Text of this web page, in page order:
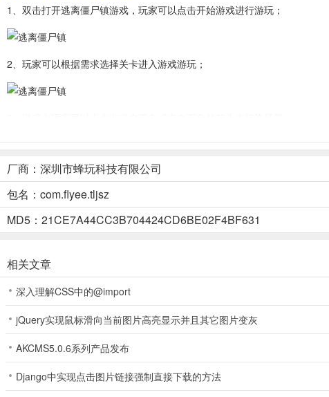
1、双击打开逃离僵尸镇游戏，玩家可以点击开始游戏进行游玩；
2、玩家可以根据需求选择关卡进入游戏游玩；
4、玩家在游戏中需要收集道具来帮助玩家逃离僵尸的围捕；
5、玩家收集到的道具需要根据需求来进行使用，如下图，玩家可以将绳子
6、成功逃离即可通关，玩家可以点击下一关进行闯关。
1、游戏采用的2D的游戏画面，让玩家在玩游戏的过程中可以感受到一点的
2、游戏中为玩家准备的和很多的关卡，玩家完成这些的关卡的挑战会获得
厂商：深圳市蜂玩科技有限公司
包名：com.flyee.tljsz
MD5：21CE7A44CC3B704424CD6BE02F4BF631
相关文章
深入理解CSS中的@import
jQuery实现鼠标滑向当前图片高亮显示并且其它图片变灰
AKCMS5.0.6系列产品发布
Django中实现点击图片链接强制直接下载的方法